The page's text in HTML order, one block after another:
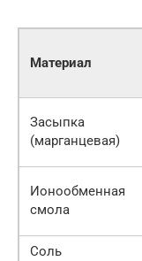
Материал
Засыпка
(марганцевая)
Ионообменная
смола
Соль